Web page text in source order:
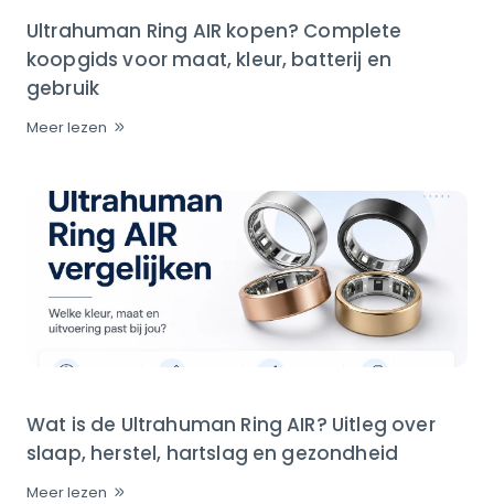
Ultrahuman Ring AIR kopen? Complete
koopgids voor maat, kleur, batterij en
gebruik
Meer lezen
Wat is de Ultrahuman Ring AIR? Uitleg over
slaap, herstel, hartslag en gezondheid
Meer lezen